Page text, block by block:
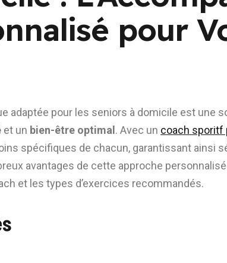
pour
adaptée pour les seniors à domicile est une
et un bien-être optimal . Avec un coach sporitf
spécifiques de chacun, garantissant ainsi
avantages de cette approche
et les types d’exercices recommandés.